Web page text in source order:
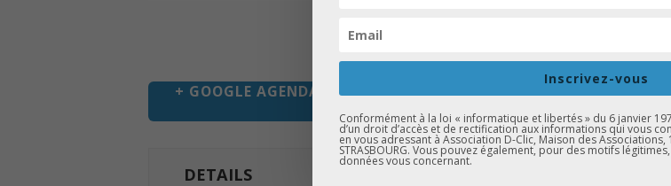
+ GOOGLE AGENDA + EXPORTER VERS ICAL
DETAILS
Inscrivez-vous
Conformément à la loi « informatique et libertés » du 6 janvier
d’un droit d’accès et de rectification aux informations qui vous
en vous adressant à Association D-Clic, Maison des
STRASBOURG. Vous pouvez également, pour des motifs
données vous concernant.